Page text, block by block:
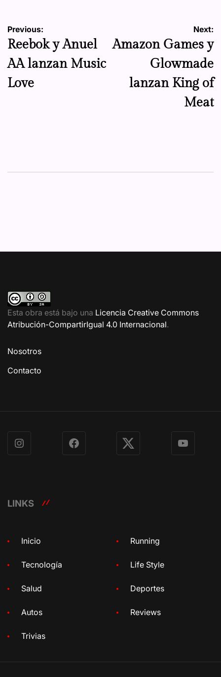
Navegación
de
entradas
Previous:
Reebok y Anuel
AA lanzan Music
Love
Next:
Amazon Games y
Glowmade
lanzan King of
Meat
Esta obra está bajo una Licencia Creative Commons
Atribución-CompartirIgual 4.0 Internacional.
Nosotros
Contacto
Instagram Facebook X YouTube
LINKS
Inicio Running
Tecnología Life Style
Salud Deportes
Autos Reviews
Trivias